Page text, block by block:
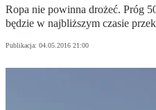
Ropa nie powinna drożeć. Próg
będzie w najbliższym czasie
Publikacja: 04.05.2016 21:00